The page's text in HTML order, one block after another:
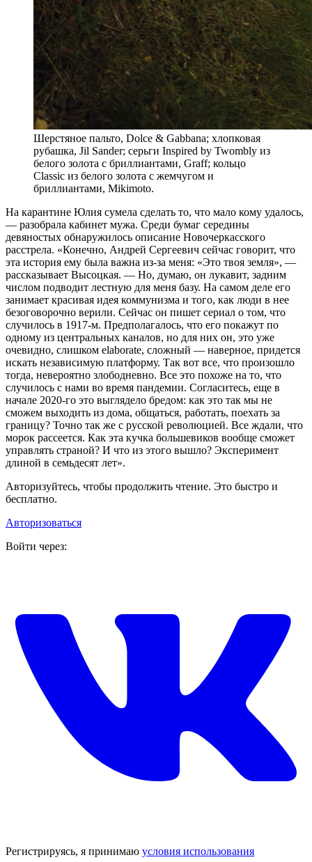
Шерстяное пальто, Dolce & Gabbana; хлопковая
рубашка, Jil Sander; серьги Inspired by Twombly из
белого золота с бриллиантами, Graff; кольцо
Classic из белого золота с жемчугом и
бриллиантами, Mikimoto.
На карантине Юлия сумела сделать то, что мало кому удалось,
— разобрала кабинет мужа. Среди бумаг середины
девяностых обнаружилось описание Новочеркасского
расстрела. «Конечно, Андрей Сергеевич сейчас говорит, что
эта история ему была важна из-за меня: «Это твоя земля», —
рассказывает Высоцкая. — Но, думаю, он лукавит, задним
числом подводит лестную для меня базу. На самом деле его
занимает красивая идея коммунизма и того, как люди в нее
безоговорочно верили. Сейчас он пишет сериал о том, что
случилось в 1917‑м. Предполагалось, что его покажут по
одному из центральных каналов, но для них он, это уже
очевидно, слишком elаborate, сложный — наверное, придется
искать независимую платформу. Так вот все, что произошло
тогда, невероятно злободневно. Все это похоже на то, что
случилось с нами во время пандемии. Согласитесь, еще в
начале 2020‑го это выглядело бредом: как это так мы не
сможем выходить из дома, общаться, работать, поехать за
границу? Точно так же с русской революцией. Все ждали, что
морок рассеется. Как эта кучка большевиков вообще сможет
управлять страной? И что из этого вышло? Эксперимент
длиной в семьдесят лет».
Авторизуйтесь, чтобы продолжить чтение. Это быстро и
бесплатно.
Авторизоваться
Войти через:
Регистрируясь, я принимаю условия использования